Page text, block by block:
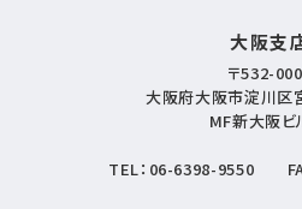
大阪支
〒532-
大阪府大阪市淀川
MF新大阪ビ
TEL： 06-6398-9550